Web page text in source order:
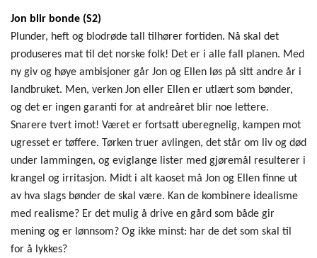
Jon blir bonde (S2)
Plunder, heft og blodrøde tall tilhører fortiden. Nå skal det
produseres mat til det norske folk! Det er i alle fall planen. Med
ny giv og høye ambisjoner går Jon og Ellen løs på sitt andre år i
landbruket. Men, verken Jon eller Ellen er utlært som bønder,
og det er ingen garanti for at andreåret blir noe lettere.
Snarere tvert imot! Været er fortsatt uberegnelig, kampen mot
ugresset er tøffere. Tørken truer avlingen, det står om liv og død
under lammingen, og eviglange lister med gjøremål resulterer i
krangel og irritasjon. Midt i alt kaoset må Jon og Ellen finne ut
av hva slags bønder de skal være. Kan de kombinere idealisme
med realisme? Er det mulig å drive en gård som både gir
mening og er lønnsom? Og ikke minst: har de det som skal til
for å lykkes?